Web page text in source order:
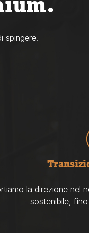
spingere.
la direzione nel
sostenibile,